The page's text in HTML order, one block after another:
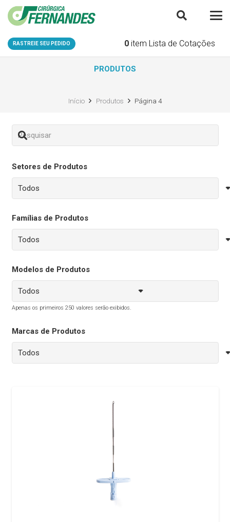
RASTREIE SEU PEDIDO 0 item Lista de Cotações
PRODUTOS
Início Produtos Página 4
Setores de Produtos
Famílias de Produtos
Modelos de Produtos
Apenas os primeiros 250 valores serão exibidos.
Marcas de Produtos